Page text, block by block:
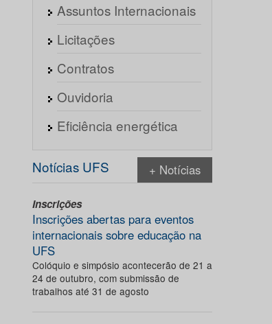
Assuntos Internacionais
Licitações
Contratos
Ouvidoria
Eficiência energética
Notícias UFS + Notícias
Inscrições
Inscrições abertas para eventos
internacionais sobre educação na
UFS
Colóquio e simpósio acontecerão de 21 a
24 de outubro, com submissão de
trabalhos até 31 de agosto